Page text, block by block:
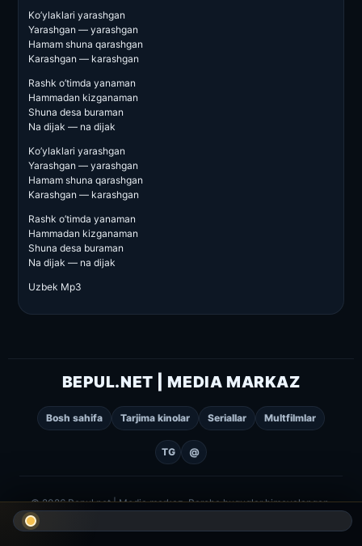
Ko’ylaklari yarashgan
Yarashgan — yarashgan
Hamam shuna qarashgan
Karashgan — karashgan
Rashk o’timda yanaman
Hammadan kizganaman
Shuna desa buraman
Na dijak — na dijak
Ko’ylaklari yarashgan
Yarashgan — yarashgan
Hamam shuna qarashgan
Karashgan — karashgan
Rashk o’timda yanaman
Hammadan kizganaman
Shuna desa buraman
Na dijak — na dijak
Uzbek Mp3
BEPUL.NET | MEDIA MARKAZ
Bosh sahifa Tarjima kinolar Seriallar Multfilmlar
TG @
© 2026 Bepul.net | Media markaz. Barcha huquqlar himoyalangan.